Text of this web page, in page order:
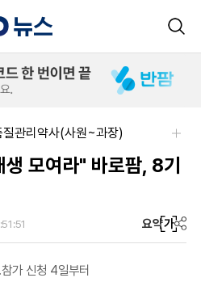
관리약사(사원~과장)
모여라" 바로팜, 8기
요약가
가 신청 4일부터